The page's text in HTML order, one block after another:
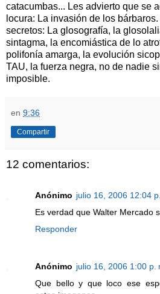
catacumbas... Les advierto que se
locura: La invasión de los
secretos: La glosografía, la
sintagma, la encomiástica de lo
polifonía amarga, la evolución
TAU, la fuerza negra, no de nadie
imposible.
en 9:36
Compartir
12 comentarios:
Anónimo julio 16, 2006 12:04 p.
Es verdad que Walter Mercado
Responder
Anónimo julio 16, 2006 1:00 p.
Que bello y que loco ese